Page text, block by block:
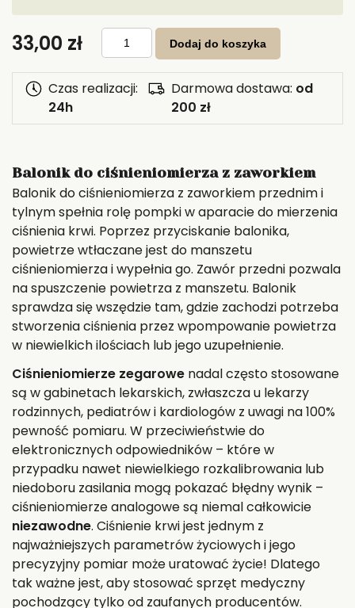
33,00 zł ilość
Balonik
ciśnieniomierza
zawór
i
Dodaj do koszyka
Czas realizacji:
24h
Darmowa dostawa: od
200 zł
Balonik do ciśnieniomierza z zaworkiem
Balonik do ciśnieniomierza z zaworkiem przednim i
tylnym spełnia rolę pompki w aparacie do mierzenia
ciśnienia krwi. Poprzez przyciskanie balonika,
powietrze wtłaczane jest do manszetu
ciśnieniomierza i wypełnia go. Zawór przedni pozwala
na spuszczenie powietrza z manszetu. Balonik
sprawdza się wszędzie tam, gdzie zachodzi potrzeba
stworzenia ciśnienia przez wpompowanie powietrza
w niewielkich ilościach lub jego uzupełnienie.
Ciśnieniomierze zegarowe nadal często stosowane
są w gabinetach lekarskich, zwłaszcza u lekarzy
rodzinnych, pediatrów i kardiologów z uwagi na 100%
pewność pomiaru. W przeciwieństwie do
elektronicznych odpowiedników – które w
przypadku nawet niewielkiego rozkalibrowania lub
niedoboru zasilania mogą pokazać błędny wynik –
ciśnieniomierze analogowe są niemal całkowicie
niezawodne. Ciśnienie krwi jest jednym z
najważniejszych parametrów życiowych i jego
precyzyjny pomiar może uratować życie! Dlatego
tak ważne jest, aby stosować sprzęt medyczny
pochodzący tylko od zaufanych producentów.